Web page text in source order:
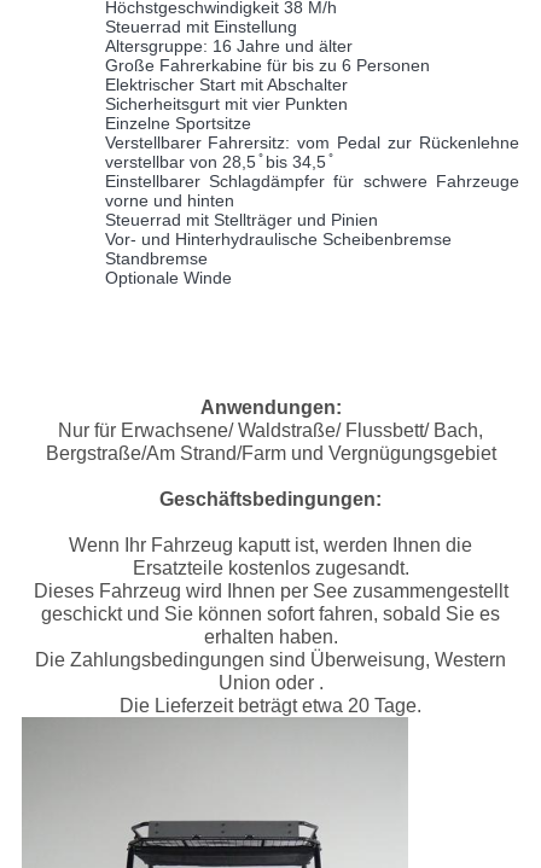
Höchstgeschwindigkeit 38 M/h
Steuerrad mit Einstellung
Altersgruppe: 16 Jahre und älter
Große Fahrerkabine für bis zu 6 Personen
Elektrischer Start mit Abschalter
Sicherheitsgurt mit vier Punkten
Einzelne Sportsitze
Verstellbarer Fahrersitz: vom Pedal zur Rückenlehne
verstellbar von 28,5 ̊ bis 34,5 ̊
Einstellbarer Schlagdämpfer für schwere Fahrzeuge
vorne und hinten
Steuerrad mit Stellträger und Pinien
Vor- und Hinterhydraulische Scheibenbremse
Standbremse
Optionale Winde
Anwendungen:
Nur für Erwachsene/ Waldstraße/ Flussbett/ Bach,
Bergstraße/Am Strand/Farm und Vergnügungsgebiet
Geschäftsbedingungen:
Wenn Ihr Fahrzeug kaputt ist, werden Ihnen die
Ersatzteile kostenlos zugesandt.
Dieses Fahrzeug wird Ihnen per See zusammengestellt
geschickt und Sie können sofort fahren, sobald Sie es
erhalten haben.
Die Zahlungsbedingungen sind Überweisung, Western
Union oder .
Die Lieferzeit beträgt etwa 20 Tage.